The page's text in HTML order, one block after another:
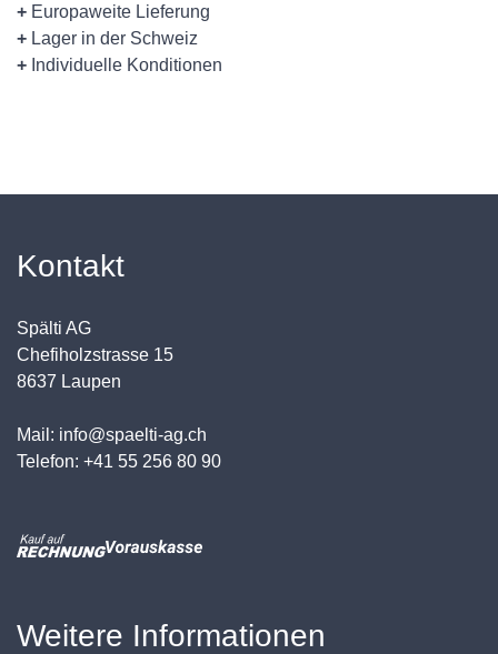
+ Europaweite Lieferung
+ Lager in der Schweiz
+ Individuelle Konditionen
Kontakt
Spälti AG
Chefiholzstrasse 15
8637 Laupen
Mail: info@spaelti-ag.ch
Telefon: +41 55 256 80 90
Weitere Informationen